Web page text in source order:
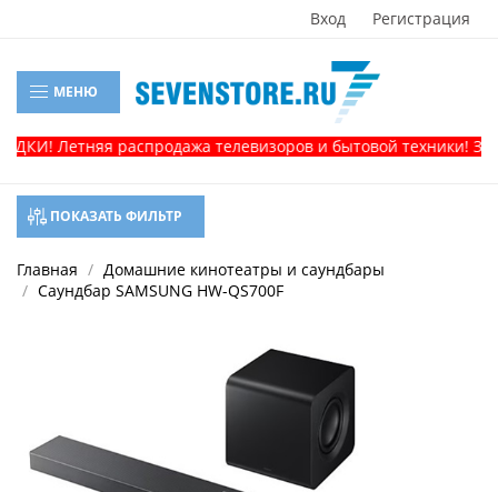
Вход Регистрация
МЕНЮ
Летняя распродажа телевизоров и бытовой техники!
ПОКАЗАТЬ ФИЛЬТР
Главная
Домашние кинотеатры и саундбары
Саундбар SAMSUNG HW-QS700F